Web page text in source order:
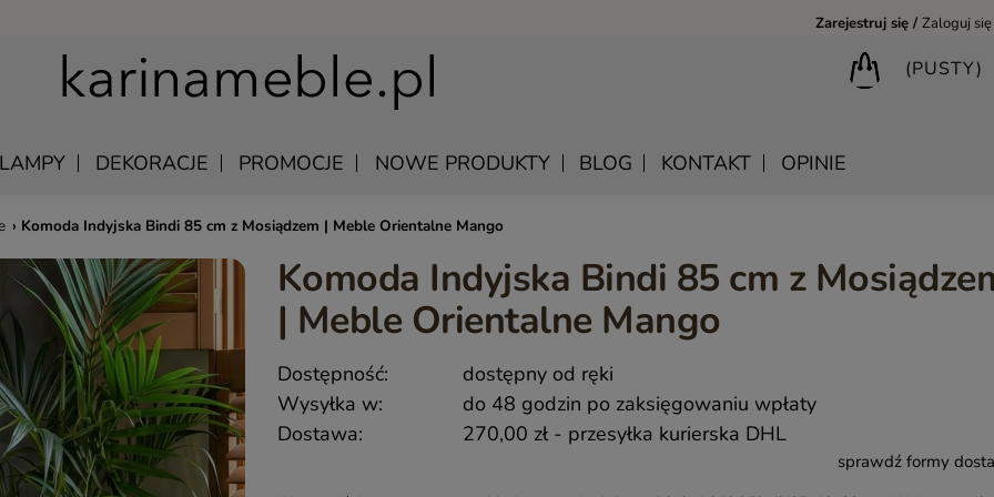
Zarejestruj się Zaloguj się
(PUSTY)
WISZĄCE
ŁÓŻKA DREWNIANE
SZAFKI NOCNE DREWNIANE
SZAFY DREWNIANE
BIURKA DREWNIANE
BIBLIOTECZKI DREWNIANE
LUSTRA DREWNIANE
MANGO – MEBLE Z LITEGO DREWNA NATURALNE
MEBLE Z PALISANDRU INDYJSKIEGO
MEBLE INDYJSKIE Z AKACJI
QUEEN – KLASYCZNE MEBLE DREWNIANE
MEBLE RUSTYKALNE DREWNIANE
HAMPTON ISLAND – MEBLE W STYLU HAMPTON
SHANTI – DREWNIANE MEBLE RZEŹBIONE
MANDALA – INDYJSKIE MEBLE RZEŹBIONE
MEBLE BOHO SKANDYNAWSKIE – DREWNIANE
MONSOON – MEBLE RZEŹBIONE BOHO NOWOCZESNE
SAHARA – MEBLE VINTAGE LOFT
SAFFRON – MEBLE INDYJSKIE I ORIENTALNE
LAMPY DEKORACJE PROMOCJE NOWE PRODUKTY BLOG KONTAKT OPINIE
› Komoda Indyjska Bindi 85 cm z Mosiądzem | Meble Orientalne Mango
Komoda Indyjska Bindi 85 cm z
| Meble Orientalne Mango
Dostępność:
dostępny od ręki
Wysyłka w:
do 48 godzin po zaksięgowaniu wpłaty
Dostawa:
270,00 zł - przesyłka kurierska DHL
sprawdź formy